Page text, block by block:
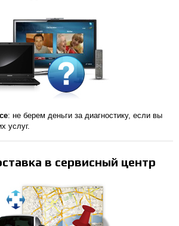
: не берем деньги за диагностику, если вы
услуг.
в сервисный центр